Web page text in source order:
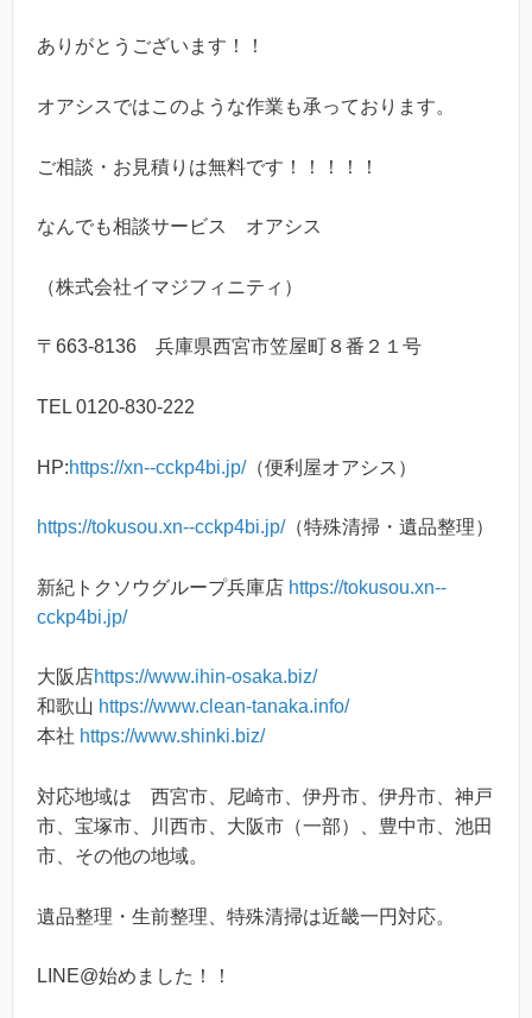
ありがとうございます！！
オアシスではこのような作業も承っております。
ご相談・お見積りは無料です！！！！！
なんでも相談サービス オアシス
（株式会社イマジフィニティ）
〒663-8136 兵庫県西宮市笠屋町８番２１号
TEL 0120-830-222
HP:https://xn--cckp4bi.jp/（便利屋オアシス）
https://tokusou.xn--cckp4bi.jp/（特殊清掃・遺品整理）
新紀トクソウグループ兵庫店 https://tokusou.xn--
cckp4bi.jp/
大阪店https://www.ihin-osaka.biz/
和歌山 https://www.clean-tanaka.info/
本社 https://www.shinki.biz/
対応地域は 西宮市、尼崎市、伊丹市、伊丹市、神戸
市、宝塚市、川西市、大阪市（一部）、豊中市、池田
市、その他の地域。
遺品整理・生前整理、特殊清掃は近畿一円対応。
LINE@始めました！！